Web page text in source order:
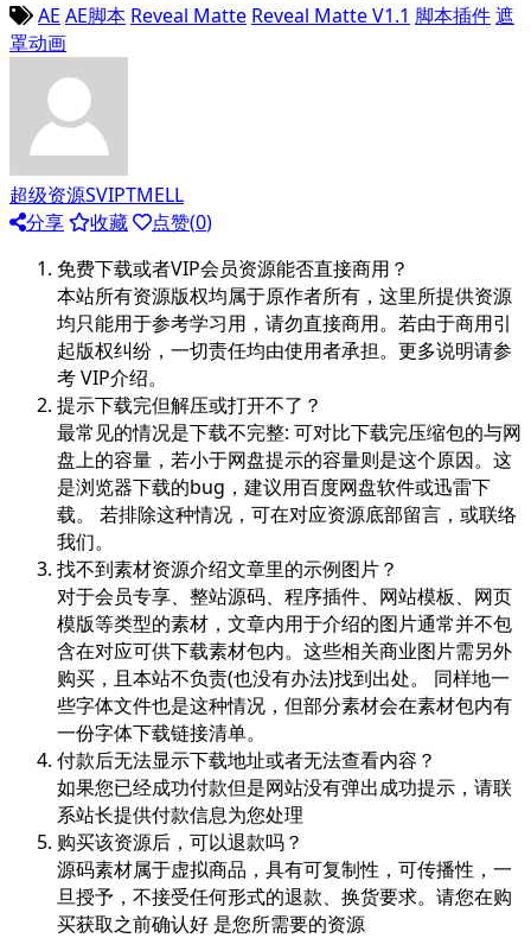
AE AE脚本 Reveal Matte Reveal Matte V1.1 脚本插件遮
罩动画
超级资源SVIPTMELL
分享
收藏 点赞(0)
免费下载或者VIP会员资源能否直接商用？
本站所有资源版权均属于原作者所有，这里所提供资源
均只能用于参考学习用，请勿直接商用。若由于商用引
起版权纠纷，一切责任均由使用者承担。更多说明请参
考 VIP介绍。
提示下载完但解压或打开不了？
最常见的情况是下载不完整: 可对比下载完压缩包的与网
盘上的容量，若小于网盘提示的容量则是这个原因。这
是浏览器下载的bug，建议用百度网盘软件或迅雷下
载。 若排除这种情况，可在对应资源底部留言，或联络
我们。
找不到素材资源介绍文章里的示例图片？
对于会员专享、整站源码、程序插件、网站模板、网页
模版等类型的素材，文章内用于介绍的图片通常并不包
含在对应可供下载素材包内。这些相关商业图片需另外
购买，且本站不负责(也没有办法)找到出处。 同样地一
些字体文件也是这种情况，但部分素材会在素材包内有
一份字体下载链接清单。
付款后无法显示下载地址或者无法查看内容？
如果您已经成功付款但是网站没有弹出成功提示，请联
系站长提供付款信息为您处理
购买该资源后，可以退款吗？
源码素材属于虚拟商品，具有可复制性，可传播性，一
旦授予，不接受任何形式的退款、换货要求。请您在购
买获取之前确认好 是您所需要的资源